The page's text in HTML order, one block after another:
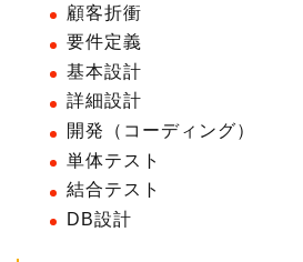
顧客折衝
要件定義
基本設計
詳細設計
開発（コーディング）
単体テスト
結合テスト
DB設計